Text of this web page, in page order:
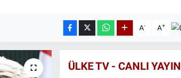
A- A+
ÜLKE TV - CANLI YAYIN